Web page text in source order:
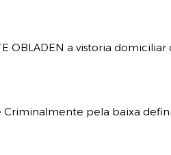
OBLADEN a vistoria
pela baixa